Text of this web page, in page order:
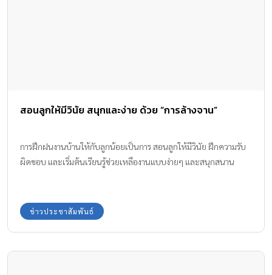
สอนลูกให้มีวินัย สนุกและง่าย ด้วย “การล้างจาน”
การฝึกฝนงานบ้านให้กับลูกน้อยเป็นการ สอนลูกให้มีวินัย ฝึกความรับ
ผิดชอบ และเริ่มต้นเรียนรู้ช่วยเหลืองานแบบง่ายๆ และสนุกสนาน
ข่าวประชาสัมพันธ์